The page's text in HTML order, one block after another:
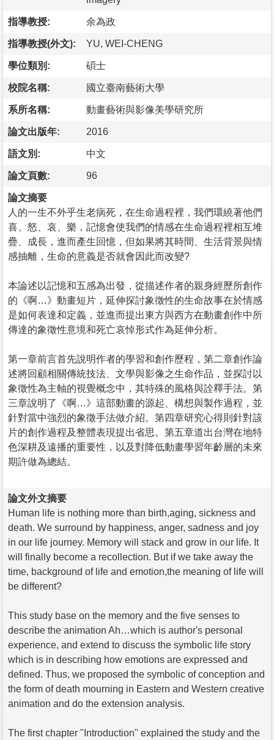
指導教授: 余為政
指導教授(外文): YU, WEI-CHENG
學位類別: 碩士
校院名稱: 國立臺南藝術大學
系所名稱: 動畫藝術與影像美學研究所
論文出版年: 2016
語文別: 中文
論文頁數: 96
論文摘要
人的一生不外乎生老病死，在生命過程裡，我們環繞著他們
喜、怒、哀、樂，記憶會使我們的情感在生命過程裡相互堆
疊、成長，進而產生回憶，但如果將其時間、生活背景與情
感抽離，生命的意義是否就會因此而改變?
本論述以記憶和五感為出發，從描述作者的親身經歷所創作
的《啊…》動畫短片，延伸探討象徵性的生命故事在於情感
是如何表達和定義，並進而提出東方與西方在動畫創作中所
傳達的象徵性意境和死亡哀悼形式作為延伸分析。
第一章前言首先說明作者的學習和創作歷程，第二章創作論
述將回顧相關傳統技法、文學與影像之生命作品，並探討以
象徵性為主軸的視覺概念中，其特殊的風格與詮釋手法。第
三章說明了《啊…》這部動畫的源起、構想與製作過程，並
針對當中強烈的象徵手法做介紹。第四章研究心得則針對該
片的創作過程及整體表現提出省思。第五章道出台灣在地特
色深耕及遠播的重要性，以及對降低動畫學習年齡層的未來
期許做為總結。
論文外文摘要
Human life is nothing more than birth,aging, sickness and
death. We surround by happiness, anger, sadness and joy
in our life journey. Memory will stack and grow in our life. It
will finally become a recollection. But if we take away the
time, background of life and emotion,the meaning of life will
be different?
This study base on the memory and the five senses to
describe the animation Ah…which is author's personal
experience, and extend to discuss the symbolic life story
which is in describing how emotions are expressed and
defined. Thus, we proposed the symbolic of conception and
the form of death mourning in Eastern and Western creative
animation and do the extension analysis.
The first chapter "Introduction" explained the study and the